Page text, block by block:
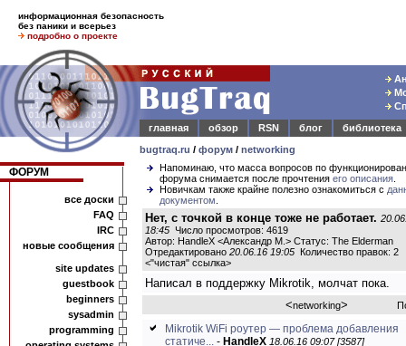
информационная безопасность
без паники и всерьез
подробно о проекте
главная
обзор RSN блог
библиотека
bugtraq.ru / форум / networking
ФОРУМ
все доски
FAQ
IRC
новые сообщения
site updates
guestbook
beginners
sysadmin
programming
Напоминаю, что масса вопросов по
форума снимается после прочтения его описания
Новичкам также крайне полезно ознакомиться с
документом
Нет, с точкой в конце тоже не работает.
18:45 Число просмотров: 4619
Автор: HandleX <Александр М.> Статус: The Elderman
Отредактировано 20.06.16 19:05 Количество правок: 2
<"чистая" ссылка>
Написал в поддержку Mikrotik, молчат пока.
<networking>
Mikrotik WiFi роутер — проблема добавления
статиче... - HandleX 18.06.16 09:07 [3587]